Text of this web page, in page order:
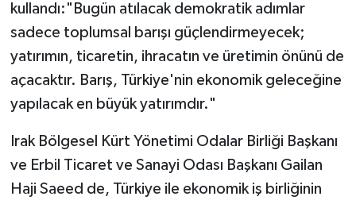
kullandı:"Bugün atılacak demokratik adımlar
sadece toplumsal barışı güçlendirmeyecek;
yatırımın, ticaretin, ihracatın ve üretimin önünü de
açacaktır. Barış, Türkiye'nin ekonomik geleceğine
yapılacak en büyük yatırımdır."
Irak Bölgesel Kürt Yönetimi Odalar Birliği Başkanı
ve Erbil Ticaret ve Sanayi Odası Başkanı Gailan
Haji Saeed de, Türkiye ile ekonomik iş birliğinin